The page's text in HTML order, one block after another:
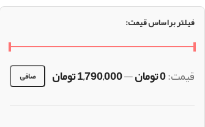
فیلتر براساس قیمت:
صافی قيمت:0 تومان —1,790,000 تومان